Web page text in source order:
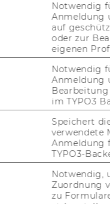
er­zeugt oft ein
n, wie CEOs oder
WU talks.“-​
die wäh­rend der
mit ihrer Leis­tung
An­er­ken­nung zu
ar­bei­ten, Pfle­ger/
auf
You­Tubelive
wer­den. Das
zu tre­ten und
lea­der­ship
Notwendig
Anmeldung
auf
oder zur
eigenen
Notwendig
Anmeldung
im TYPO3
Speichert
verwendete
Anmeldung
TYPO3-
Notwendig,
Zuordnung
zu